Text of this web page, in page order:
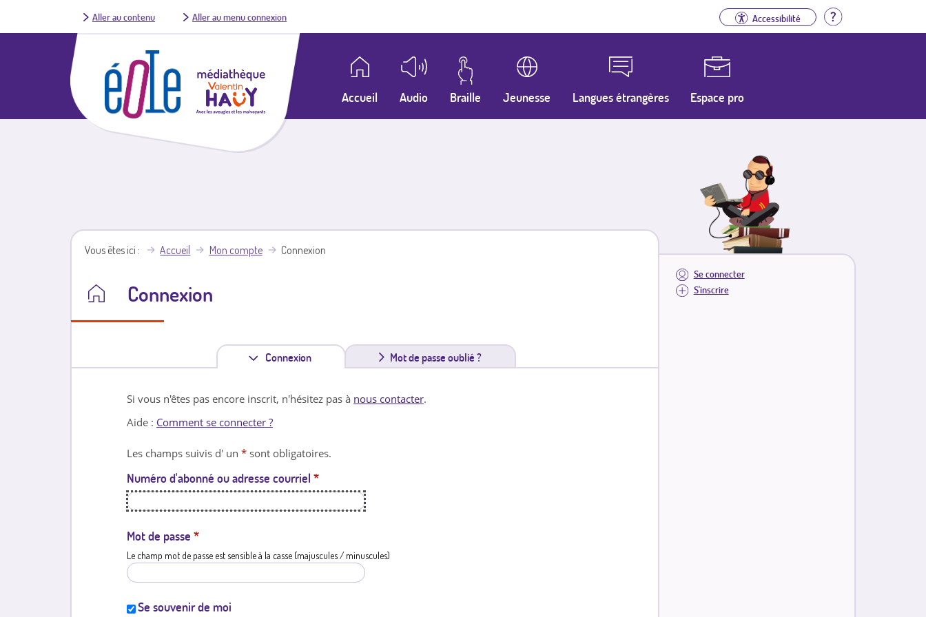
Aller au contenu Aller au menu connexion Accessibilité Aide
Accueil Audio Braille Jeunesse Langues étrangères Espace pro
Se connecter
S'inscrire
Vous êtes ici Accueil Mon compte Connexion
Connexion
Connexion
n
l
e
Mot de passe oublié ?
Si vous n'êtes pas encore inscrit, n'hésitez pas à nous contacter.
Aide : Comment se connecter ?
Les champs suivis d' un * sont obligatoires.
Numéro d'abonné ou adresse courriel *
Mot de passe *
Le champ mot de passe est sensible à la casse (majuscules / minuscules)
Se souvenir de moi